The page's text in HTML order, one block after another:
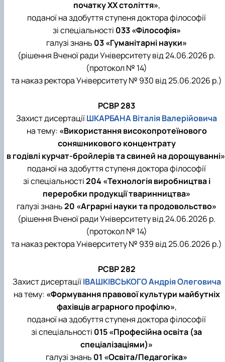
початку XX століття»,
поданої на здобуття ступеня доктора філософії
зі спеціальності 033 «Філософія»
галузі знань 03 «Гуманітарні науки»
(рішення Вченої ради Університету від 24.06.2026 р.
(протокол № 14)
та наказ ректора Університету № 930 від 25.06.2026 р.)
РСВР 283
Захист дисертаціїШКАРБАНА Віталія Валерійовича
на тему: «Використання високопротеїнового
соняшникового концентрату
в годівлі курчат-бройлерів та свиней на дорощуванні»
поданої на здобуття ступеня доктора філософії
зі спеціальності204 «Технологія виробництва і
переробки продукції тваринництва»
галузі знань20 «Аграрні науки та продовольство»
(рішення Вченої ради Університету від 24.06.2026 р.
(протокол № 14)
та наказ ректора Університету № 939 від 25.06.2026 р.)
РСВР 282
Захист дисертаціїІВАШКІВСЬКОГО Андрія Олеговича
на тему: «Формування правової культури майбутніх
фахівців аграрного профілю»,
поданої на здобуття ступеня доктора філософії
зі спеціальності 015 «Професійна освіта (за
спеціалізаціями)»
галузі знань 01 «Освіта/Педагогіка»